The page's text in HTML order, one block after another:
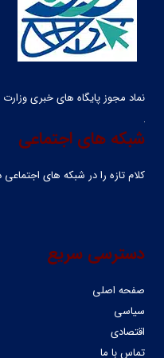
نماد مجوز پایگاه های خبری
شبکه های اجتماعی
کلام تازه را در شبکه ‌های اجتماعی
دسترسی سریع
صفحه اصلی
سیاسی
اقتصادی
تماس با ما